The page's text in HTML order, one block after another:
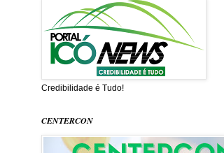
Credibilidade é Tudo!
CENTERCON